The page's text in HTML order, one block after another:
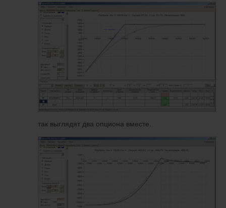
так выглядят два опциона вместе.